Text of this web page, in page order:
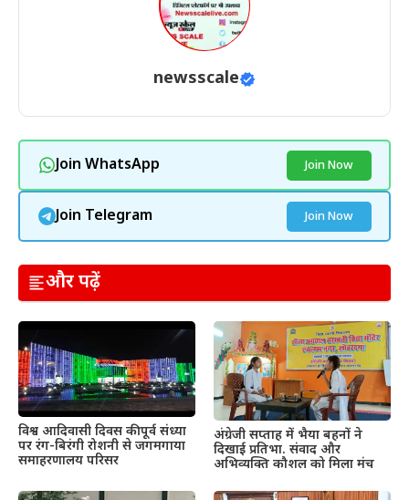
newsscale
Join WhatsApp Join Now
Join Telegram Join Now
और पढ़ें
विश्व आदिवासी दिवस की पूर्व संध्या
पर रंग-बिरंगी रोशनी से जगमगाया
समाहरणालय परिसर
अंग्रेजी सप्ताह में भैया बहनों ने
दिखाई प्रतिभा. संवाद और
अभिव्यक्ति कौशल को मिला मंच